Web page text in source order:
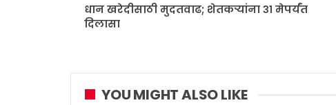
धान खरेदीसाठी मुदतवाढ; शेतकऱ्यांना ३१ मेपर्यंत
दिलासा
YOU MIGHT ALSO LIKE